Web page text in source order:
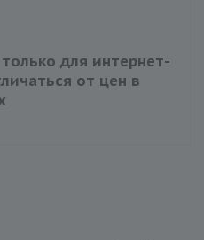
для интернет-
от цен в